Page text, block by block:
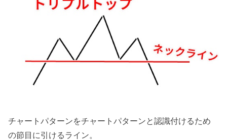
チャートパターンをチャートパターンと認識付けるため
の節目に引けるライン。